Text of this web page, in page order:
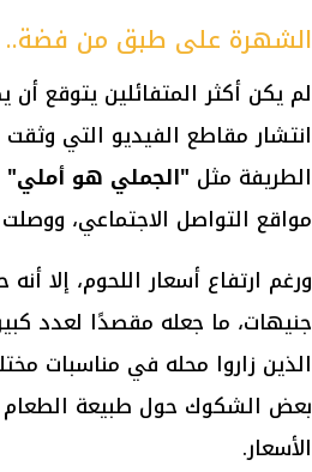
الشهرة على طبق من فضة..
لم يكن أكثر المتفائلين يتوقع
انتشار مقاطع الفيديو التي
الطريفة مثل "الجملي هو أملي"
مواقع التواصل الاجتماعي،
ورغم ارتفاع أسعار اللحوم
جنيهات، ما جعله مقصدًا لعدد
الذين زاروا محله في مناسبات
بعض الشكوك حول طبيعة
الأسعار.